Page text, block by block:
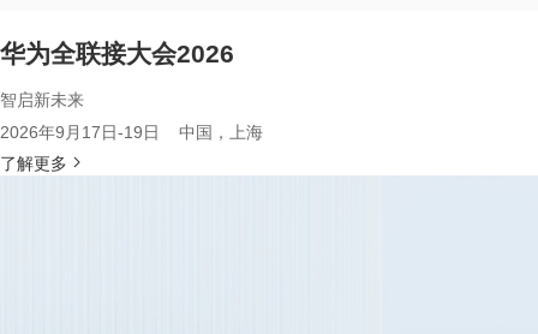
华为全联接大会2026
智启新未来
2026年9月17日-19日 中国，上海
了解更多